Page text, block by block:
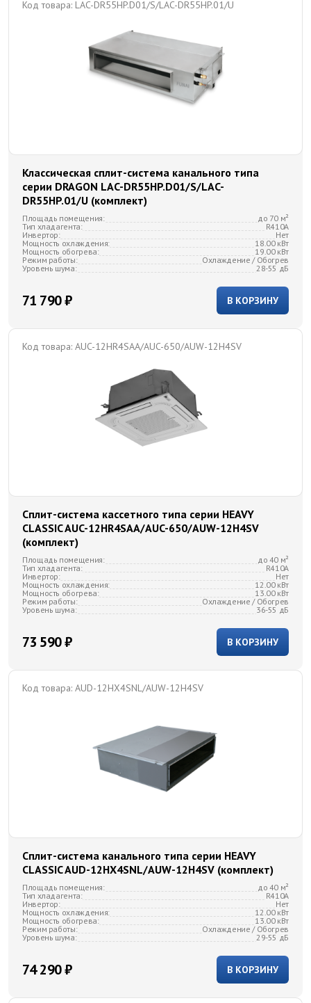
Код товара: LAC-DR55HP.D01/S/LAC-DR55HP.01/U
Классическая сплит-система канального типа
серии DRAGON LAC-DR55HP.D01/S/LAC-
DR55HP.01/U (комплект)
Площадь помещения:
до 70 м²
Тип хладагента:
R410A
Инвертор:
Нет
Мощность охлаждения:
18.00 кВт
Мощность обогрева:
19.00 кВт
Режим работы:
Охлаждение / Обогрев
Уровень шума:
28-55 дБ
В КОРЗИНУ
71 790 ₽
Код товара: AUC-12HR4SAA/AUC-650/AUW-12H4SV
Сплит-система кассетного типа серии HEAVY
CLASSIC AUC-12HR4SAA/AUC-650/AUW-12H4SV
(комплект)
Площадь помещения:
до 40 м²
Тип хладагента:
R410A
Инвертор:
Нет
Мощность охлаждения:
12.00 кВт
Мощность обогрева:
13.00 кВт
Режим работы:
Охлаждение / Обогрев
Уровень шума:
36-55 дБ
В КОРЗИНУ
73 590 ₽
Код товара: AUD-12HX4SNL/AUW-12H4SV
Сплит-система канального типа серии HEAVY
CLASSIC AUD-12HX4SNL/AUW-12H4SV (комплект)
Площадь помещения:
до 40 м²
Тип хладагента:
R410A
Инвертор:
Нет
Мощность охлаждения:
12.00 кВт
Мощность обогрева:
13.00 кВт
Режим работы:
Охлаждение / Обогрев
Уровень шума:
29-55 дБ
В КОРЗИНУ
74 290 ₽